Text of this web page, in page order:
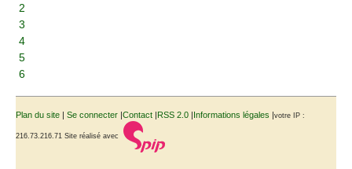
2
3
4
5
6
Plan du site | Se connecter |Contact |RSS 2.0 |Informations légales |votre IP :
216.73.216.71 Site réalisé avec